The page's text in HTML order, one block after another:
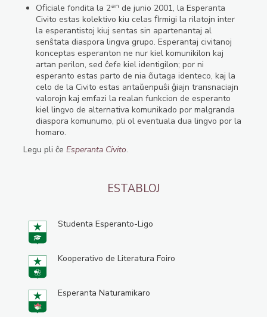
Oﬁciale fondita la 2an de junio 2001, la Esperanta
Civito estas kolektivo kiu celas ﬁrmigi la rilatojn inter
la esperantistoj kiuj sentas sin apartenantaj al
senŝtata diaspora lingva grupo. Esperantaj civitanoj
konceptas esperanton ne nur kiel komunikilon kaj
artan perilon, sed ĉefe kiel identigilon; por ni
esperanto estas parto de nia ĉiutaga identeco, kaj la
celo de la Civito estas antaŭenpuŝi ĝiajn transnaciajn
valorojn kaj emfazi la realan funkcion de esperanto
kiel lingvo de alternativa komunikado por malgranda
diaspora komunumo, pli ol eventuala dua lingvo por la
homaro.
Legu pli ĉe Esperanta Civito.
ESTABLOJ
Studenta Esperanto-Ligo
Kooperativo de Literatura Foiro
Esperanta Naturamikaro